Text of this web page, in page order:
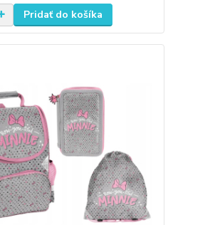
Pridať do košíka